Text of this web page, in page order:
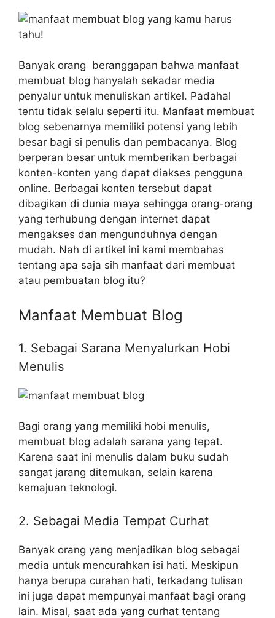
Banyak orang beranggapan bahwa manfaat
membuat blog hanyalah sekadar media
penyalur untuk menuliskan artikel. Padahal
tentu tidak selalu seperti itu. Manfaat membuat
blog sebenarnya memiliki potensi yang lebih
besar bagi si penulis dan pembacanya. Blog
berperan besar untuk memberikan berbagai
konten-konten yang dapat diakses pengguna
online. Berbagai konten tersebut dapat
dibagikan di dunia maya sehingga orang-orang
yang terhubung dengan internet dapat
mengakses dan mengunduhnya dengan
mudah. Nah di artikel ini kami membahas
tentang apa saja sih manfaat dari membuat
atau pembuatan blog itu?
Manfaat Membuat Blog
1. Sebagai Sarana Menyalurkan Hobi
Menulis
Bagi orang yang memiliki hobi menulis,
membuat blog adalah sarana yang tepat.
Karena saat ini menulis dalam buku sudah
sangat jarang ditemukan, selain karena
kemajuan teknologi.
2. Sebagai Media Tempat Curhat
Banyak orang yang menjadikan blog sebagai
media untuk mencurahkan isi hati. Meskipun
hanya berupa curahan hati, terkadang tulisan
ini juga dapat mempunyai manfaat bagi orang
lain. Misal, saat ada yang curhat tentang